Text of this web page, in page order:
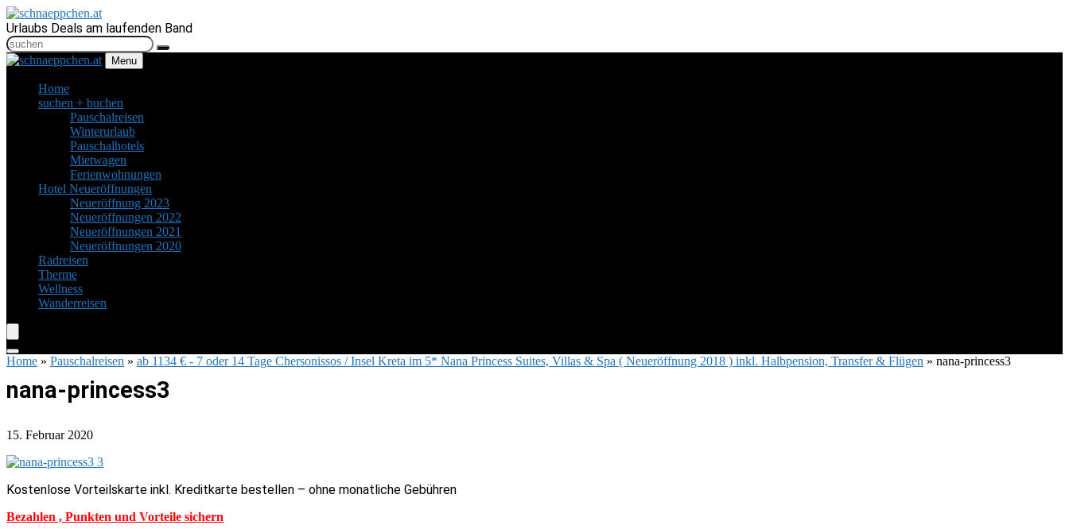
Urlaubs Deals am laufenden Band
Menu
Home
suchen + buchen
Pauschalreisen
Winterurlaub
Pauschalhotels
Mietwagen
Ferienwohnungen
Hotel Neueröffnungen
Neueröffnung 2023
Neueröffnungen 2022
Neueröffnungen 2021
Neueröffnungen 2020
Radreisen
Therme
Wellness
Wanderreisen
Home » Pauschalreisen » ab 1134 € - 7 oder 14 Tage Chersonissos / Insel Kreta im 5* Nana Princess Suites, Villas & Spa ( Neueröffnung 2018 ) inkl. Halbpension, Transfer & Flügen » nana-princess3
nana-princess3
15. Februar 2020
Kostenlose Vorteilskarte inkl. Kreditkarte bestellen – ohne monatliche Gebühren
Bezahlen , Punkten und Vorteile sichern